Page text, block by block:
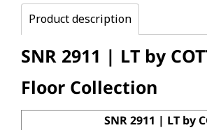
Product description
SNR 2911 | LT by
Floor Collection
SNR 2911 | LT by